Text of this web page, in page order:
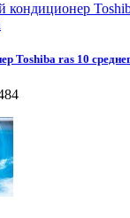
Toshiba ras 10